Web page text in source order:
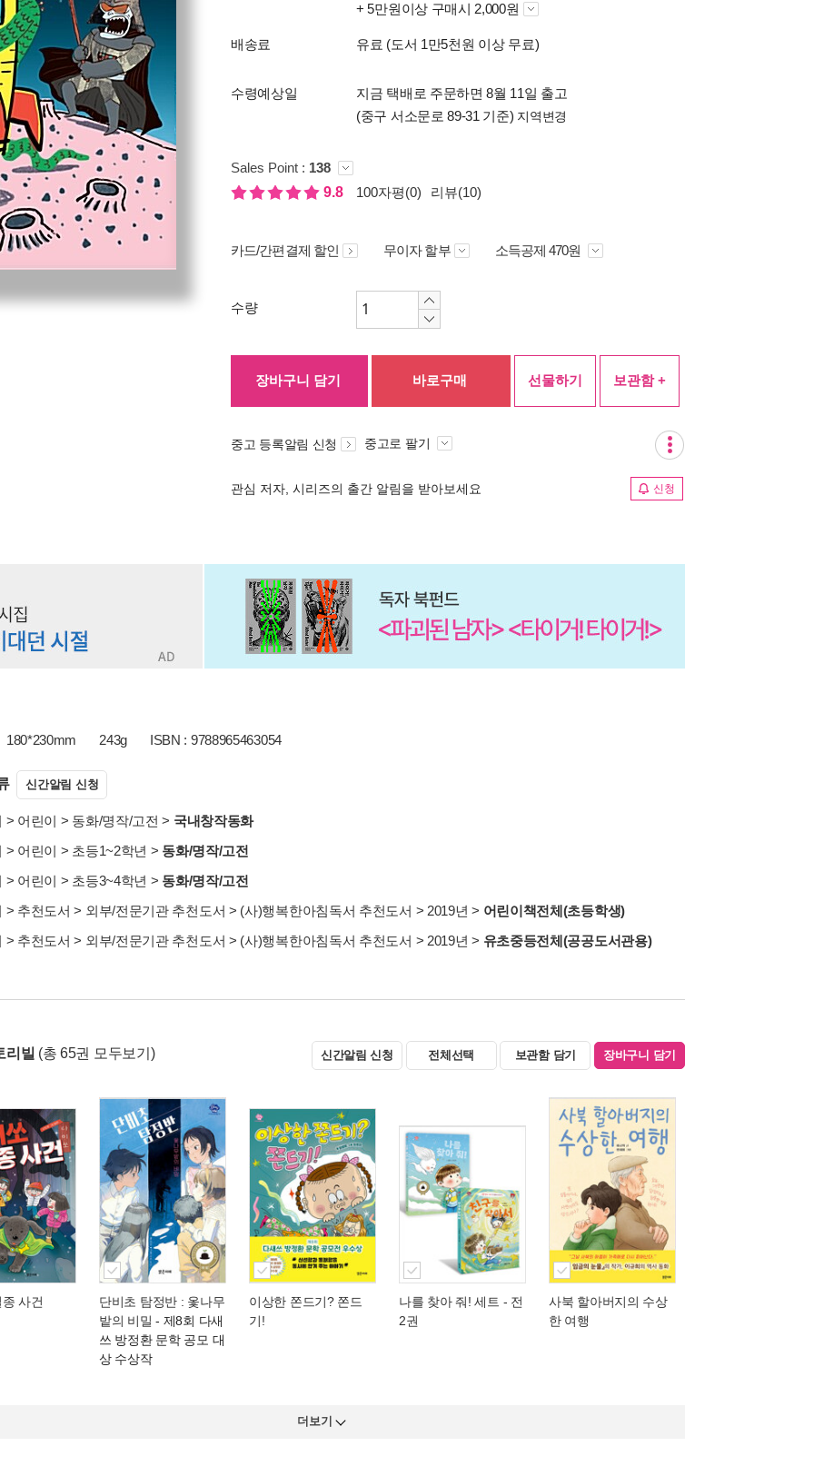
+ 5만원이상 구매시 2,000원
배송료 유료 (도서 1만5천원 이상 무료)
수령예상일
지금 택배로 주문하면 8월 11일 출고
(중구 서소문로 89-31 기준) 지역변경
Sales Point : 138
9.8
100자평(0) 리뷰(10)
카드/간편결제 할인 무이자 할부 소득공제 470원
수량
장바구니 담기 바로구매 선물하기 보관함 +
중고 등록알림 신청 중고로 팔기
관심 저자, 시리즈의 출간 알림을 받아보세요 신청
180*230mm 243g ISBN : 9788965463054
신간알림 신청
> 어린이 > 동화/명작/고전 > 국내창작동화
> 어린이 > 초등1~2학년 > 동화/명작/고전
> 어린이 > 초등3~4학년 > 동화/명작/고전
> 추천도서 > 외부/전문기관 추천도서 > (사)행복한아침독서 추천도서 > 2019년 > 어린이책전체(초등학생)
> 추천도서 > 외부/전문기관 추천도서 > (사)행복한아침독서 추천도서 > 2019년 > 유초중등전체(공공도서관용)
리빌 (총 65권 모두보기) 신간알림 신청 전체선택 보관함 담기 장바구니 담기
사건
단비초 탐정반 : 옻나무
밭의 비밀 - 제8회 다새
쓰 방정환 문학 공모 대
상 수상작
이상한 쫀드기? 쫀드
기!
나를 찾아 줘! 세트 - 전
2권
사북 할아버지의 수상
한 여행
더보기